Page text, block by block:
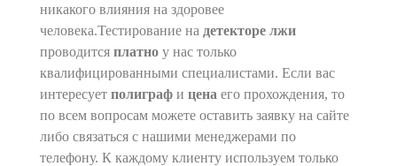
никакого влияния на здоровее
человека.Тестирование на детекторе лжи
проводится платно у нас только
квалифицированными специалистами. Если вас
интересует полиграф и цена его прохождения, то
по всем вопросам можете оставить заявку на сайте
либо связаться с нашими менеджерами по
телефону. К каждому клиенту используем только